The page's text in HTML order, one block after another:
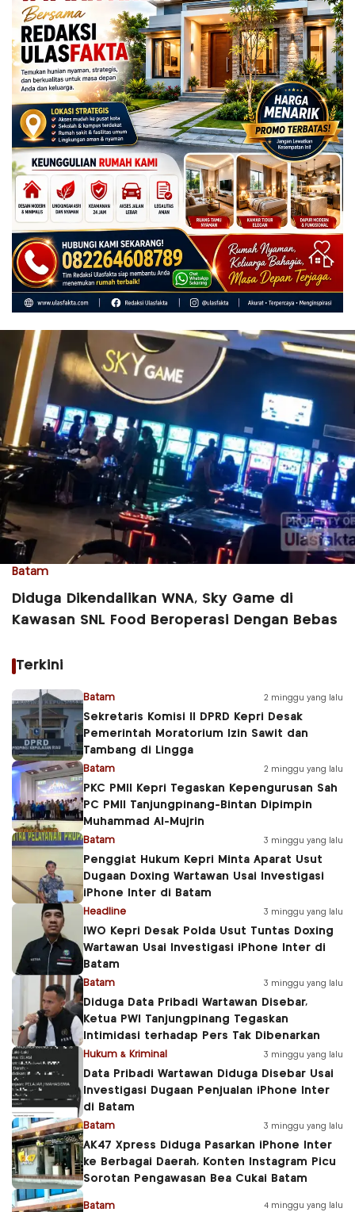
Batam
Diduga Dikendalikan WNA, Sky Game di
Kawasan SNL Food Beroperasi Dengan Bebas
Terkini
Batam 2 minggu yang lalu
Sekretaris Komisi II DPRD Kepri Desak
Pemerintah Moratorium Izin Sawit dan
Tambang di Lingga
Batam 2 minggu yang lalu
PKC PMII Kepri Tegaskan Kepengurusan Sah
PC PMII Tanjungpinang-Bintan Dipimpin
Muhammad Al-Mujrin
Batam 3 minggu yang lalu
Penggiat Hukum Kepri Minta Aparat Usut
Dugaan Doxing Wartawan Usai Investigasi
iPhone Inter di Batam
Headline 3 minggu yang lalu
IWO Kepri Desak Polda Usut Tuntas Doxing
Wartawan Usai Investigasi iPhone Inter di
Batam
Batam 3 minggu yang lalu
Diduga Data Pribadi Wartawan Disebar,
Ketua PWI Tanjungpinang Tegaskan
Intimidasi terhadap Pers Tak Dibenarkan
Hukum & Kriminal 3 minggu yang lalu
Data Pribadi Wartawan Diduga Disebar Usai
Investigasi Dugaan Penjualan iPhone Inter
di Batam
Batam 3 minggu yang lalu
AK47 Xpress Diduga Pasarkan iPhone Inter
ke Berbagai Daerah, Konten Instagram Picu
Sorotan Pengawasan Bea Cukai Batam
Batam 4 minggu yang lalu